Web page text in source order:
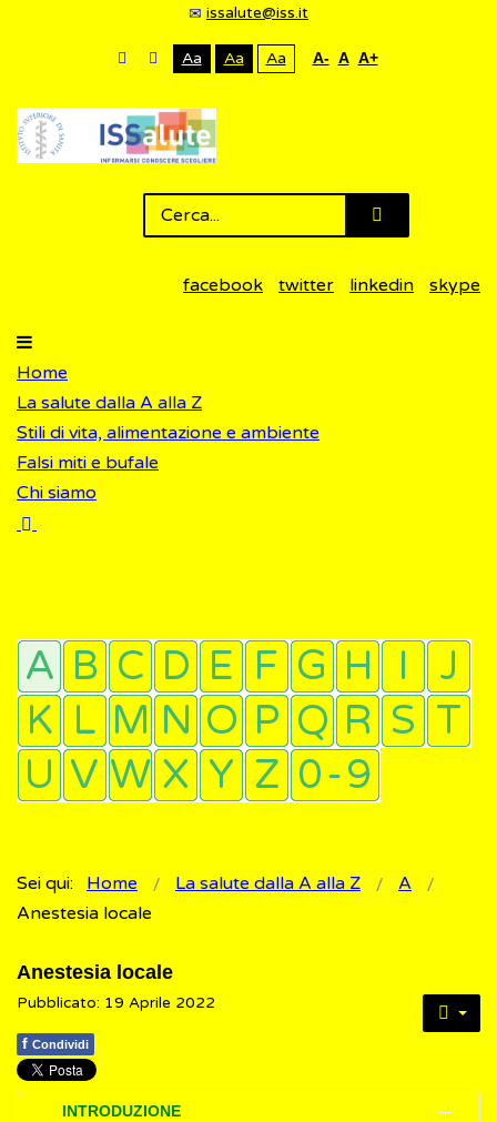
issalute@iss.it
Aa Aa Aa A- A A+
facebook twitter linkedin skype
Home
La salute dalla A alla Z
Stili di vita, alimentazione e ambiente
Falsi miti e bufale
Chi siamo
Sei qui: Home La salute dalla A alla Z
A
Anestesia locale
Anestesia locale
Pubblicato: 19 Aprile 2022
f Condividi
INTRODUZIONE